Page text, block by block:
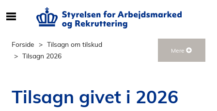
e
Forside
Tilsagn om tilskud
Tilsagn 2026
Mere
Tilsagn givet i 2026